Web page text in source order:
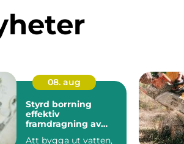
08. aug
Styrd borrning
effektiv
framdragning av
Att bygga ut vatten,